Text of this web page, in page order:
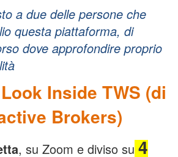
a due delle persone che
questa piattaforma, di
dove approfondire proprio
Look Inside TWS (di
Brokers)
, su Zoom e diviso su 4